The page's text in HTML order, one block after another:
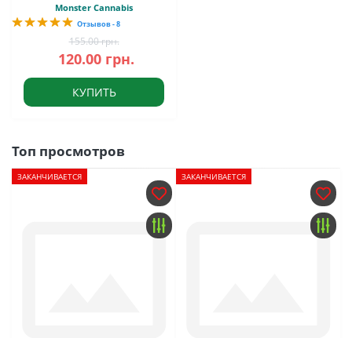
Monster Cannabis
Отзывов - 8
155.00 грн.
120.00 грн.
КУПИТЬ
Топ просмотров
ЗАКАНЧИВАЕТСЯ ЗАКАНЧИВАЕТСЯ